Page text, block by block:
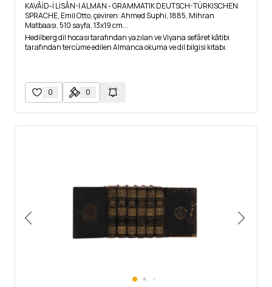
KAVÂİD-İ LİSÂN-I ALMAN - GRAMMATIK DEUTSCH-TÜRKISCHEN
SPRACHE, Emil Otto, çeviren: Ahmed Suphi, 1885, Mihran
Matbaası, 510 sayfa, 13x19 cm...
Hedilberg dil hocası tarafından yazılan ve Viyana sefâret kâtibi
tarafından tercüme edilen Almanca okuma ve dil bilgisi kitabı.
0 0